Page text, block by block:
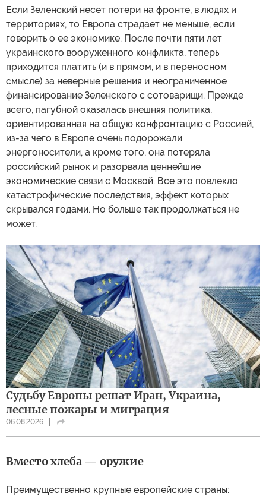
Если Зеленский несет потери на фронте, в людях и
территориях, то Европа страдает не меньше, если
говорить о ее экономике. После почти пяти лет
украинского вооруженного конфликта, теперь
приходится платить (и в прямом, и в переносном
смысле) за неверные решения и неограниченное
финансирование Зеленского с сотоварищи. Прежде
всего, пагубной оказалась внешняя политика,
ориентированная на общую конфронтацию с Россией,
из-за чего в Европе очень подорожали
энергоносители, а кроме того, она потеряла
российский рынок и разорвала ценнейшие
экономические связи с Москвой. Все это повлекло
катастрофические последствия, эффект которых
скрывался годами. Но больше так продолжаться не
может.
Судьбу Европы решат Иран, Украина,
лесные пожары и миграция
06.08.2026
Вместо хлеба — оружие
Преимущественно крупные европейские страны: